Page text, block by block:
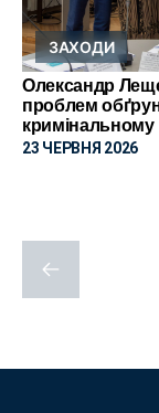
ЗАХОДИ
Олександр
проблем
кримінальному
23 ЧЕРВНЯ 2026